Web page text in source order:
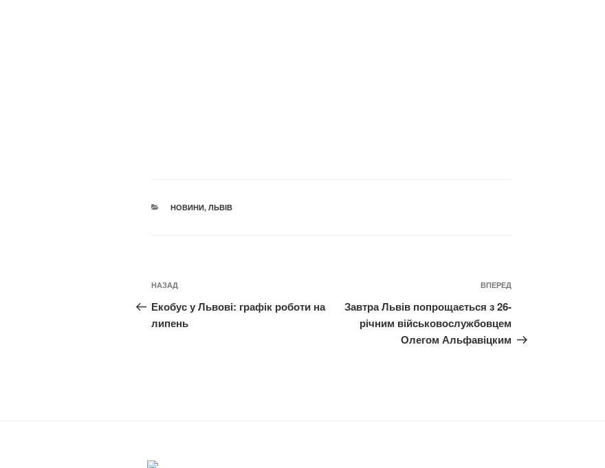
КАТЕГОРІЇ
НОВИНИ, ЛЬВІВ
Навігація
записів
Попередній
запис:
НАЗАД
Екобус у Львові: графік роботи на
липень
Наступний
запис
ВПЕРЕД
Завтра Львів попрощається з 26-
річним військовослужбовцем
Олегом Альфавіцким